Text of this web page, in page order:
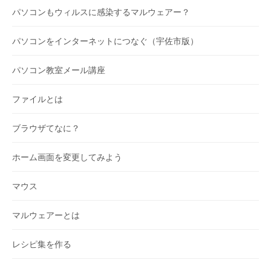
パソコンもウィルスに感染するマルウェアー？
パソコンをインターネットにつなぐ（宇佐市版）
パソコン教室メール講座
ファイルとは
ブラウザてなに？
ホーム画面を変更してみよう
マウス
マルウェアーとは
レシピ集を作る